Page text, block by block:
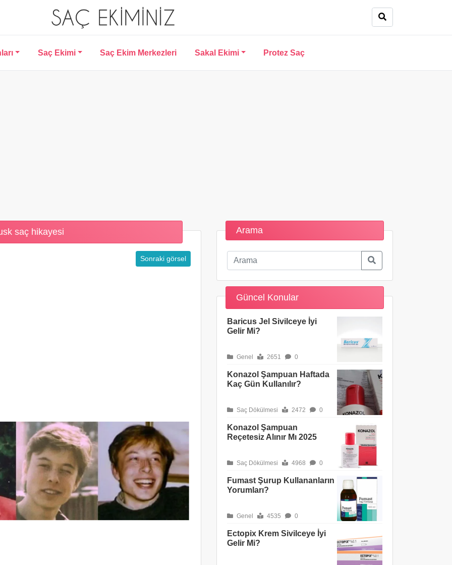
Saç Ekimi Saç Ekim Merkezleri Sakal Ekimi Protez Saç
saç hikayesi
Sonraki görsel
Arama
Güncel Konular
Baricus Jel Sivilceye İyi
Gelir Mi?
Genel 2651 0
Konazol Şampuan Haftada
Kaç Gün Kullanılır?
Saç Dökülmesi 2472 0
Konazol Şampuan
Reçetesiz Alınır Mı 2025
Saç Dökülmesi 4968 0
Fumast Şurup Kullananların
Yorumları?
Genel 4535 0
Ectopix Krem Sivilceye İyi
Gelir Mi?